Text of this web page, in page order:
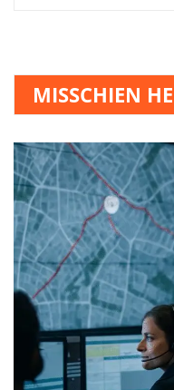
MISSCHIEN